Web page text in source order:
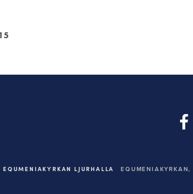
EQUMENIAKYRKAN LJURHALLA EQUMENIAKYRKAN,